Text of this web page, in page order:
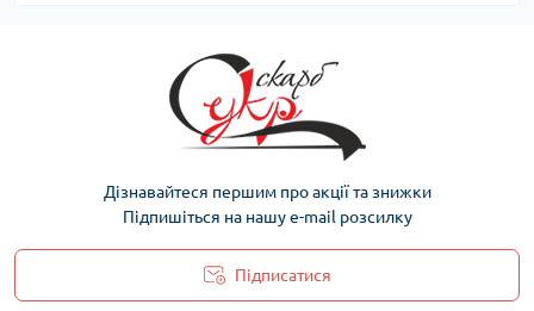
Дізнавайтеся першим про акції та знижки
Підпишіться на нашу e-mail розсилку
Підписатися